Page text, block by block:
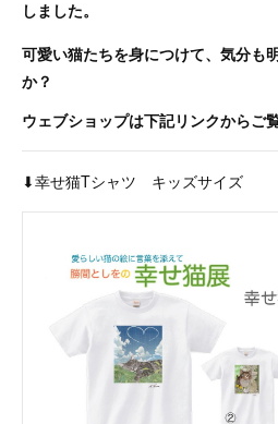
しました。
可愛い猫たちを身につけて、気分も
か？
ウェブショップは下記リンクからご
⬇︎幸せ猫Tシャツ キッズサイズ